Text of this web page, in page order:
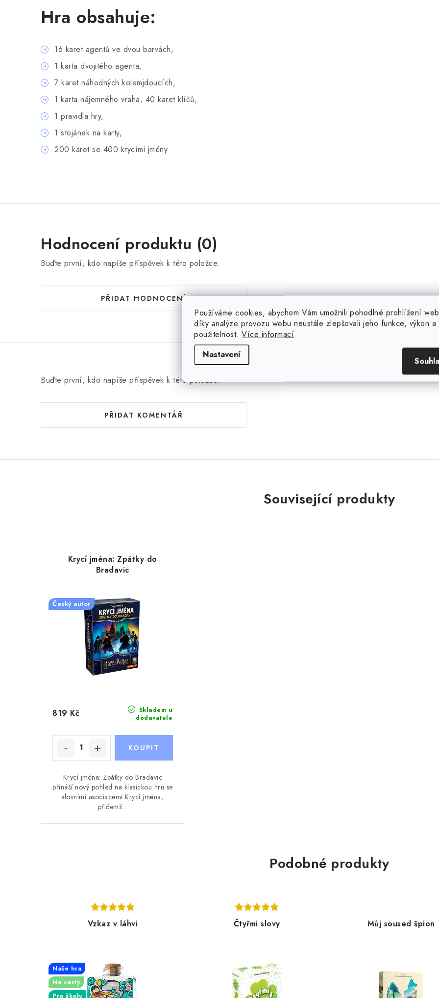
Používáme cookies, abychom Vám umožnili pohodlné prohlížení
díky analýze provozu webu neustále zlepšovali jeho funkce, výkon a
použitelnost. Více informací
Nastavení
Hra obsahuje:
16 karet agentů ve dvou barvách,
1 karta dvojitého agenta,
7 karet náhodných kolemjdoucích,
1 karta nájemného vraha, 40 karet klíčů,
1 pravidla hry,
1 stojánek na karty,
200 karet se 400 krycími jmény
Hodnocení produktu (0)
Buďte první, kdo napíše příspěvek k této položce.
PŘIDAT HODNOCENÍ
Buďte první, kdo napíše příspěvek k této položce.
PŘIDAT KOMENTÁŘ
Související produkty
Krycí jména: Zpátky do
Bradavic
Český autor
Skladem u
dodavatele
819 Kč
Krycí jména: Zpátky do Bradavic
přináší nový pohled na klasickou hru se
slovními asociacemi Krycí jména,
přičemž...
Podobné produkty
Vzkaz v láhvi
Naše hra
Na cesty
Pro školy
Čtyřmi slovy Můj soused špion